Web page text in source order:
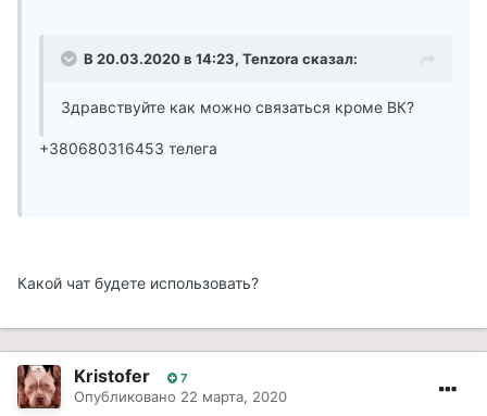
В 20.03.2020 в 14:23, Tenzora сказал:
Здравствуйте как можно связаться кроме ВК?
+380680316453 телега
Какой чат будете использовать?
Kristofer 7
Опубликовано 22 марта, 2020